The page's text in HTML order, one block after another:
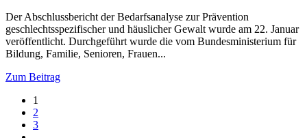
Der Abschlussbericht der Bedarfsanalyse zur Prävention
geschlechtsspezifischer und häuslicher Gewalt wurde am 22. Januar
veröffentlicht. Durchgeführt wurde die vom Bundesministerium für
Bildung, Familie, Senioren, Frauen
Zum Beitrag
1
2
3